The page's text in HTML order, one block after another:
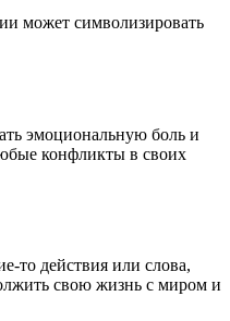
может символизировать
эмоциональную боль и
конфликты в своих
то действия или слова,
свою жизнь с миром и